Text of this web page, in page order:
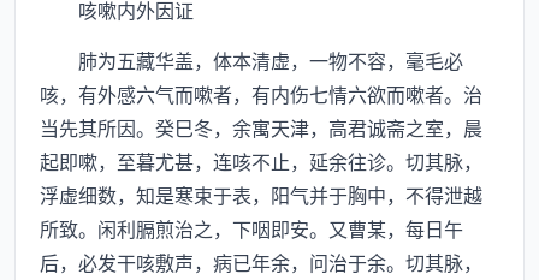
咳嗽内外因证
肺为五藏华盖，体本清虚，一物不容，毫毛必
咳，有外感六气而嗽者，有内伤七情六欲而嗽者。治
当先其所因。癸巳冬，余寓天津，高君诚斋之室，晨
起即嗽，至暮尤甚，连咳不止，延余往诊。切其脉，
浮虚细数，知是寒束于表，阳气并于胸中，不得泄越
所致。闲利膈煎治之，下咽即安。又曹某，每日午
后，必发干咳敷声，病已年余，问治于余。切其脉，